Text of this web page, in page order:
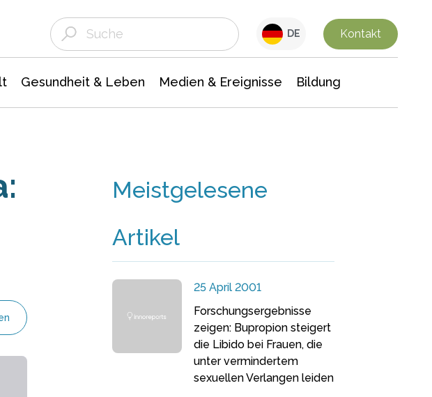
DE Kontakt
Gesundheit & Leben Medien & Ereignisse Bildung
Meistgelesene
Artikel
25 April 2001
Forschungsergebnisse
zeigen: Bupropion steigert
die Libido bei Frauen, die
unter vermindertem
sexuellen Verlangen leiden